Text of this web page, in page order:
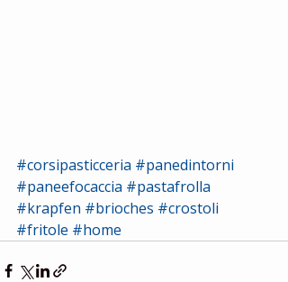
#corsipasticceria #panedintorni
#paneefocaccia #pastafrolla
#krapfen #brioches #crostoli
#fritole #home